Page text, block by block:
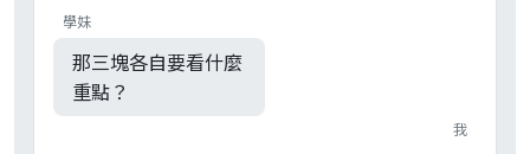
學妹
那三塊各自要看什麼
重點？
我